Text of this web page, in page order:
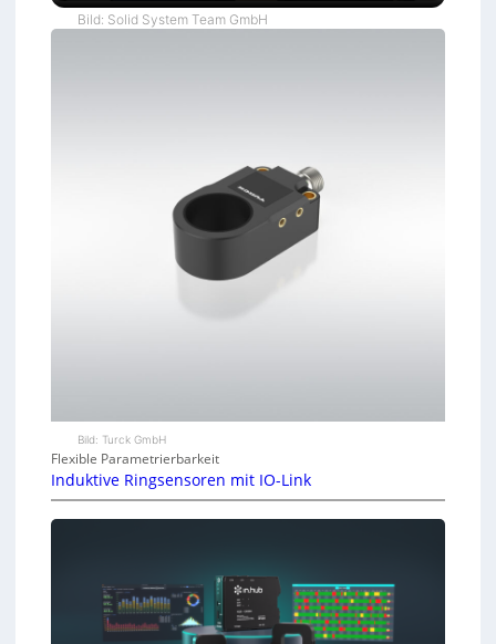
Bild: Solid System Team GmbH
Bild: Turck GmbH
Flexible Parametrierbarkeit
Induktive Ringsensoren mit IO-Link